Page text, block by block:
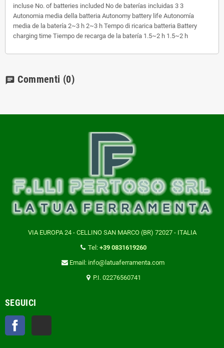
incluse No. of batteries included No de baterías incluidas 3 3
Autonomia media della batteria Autonomy battery life Autonomía
media de la batería 2~3 h 2~3 h Tempo di ricarica batteria Battery
charging time Tiempo de recarga de la batería 1.5~2 h 1.5~2 h
chat Commenti (0)
VIA EUROPA 24 - CELLINO SAN MARCO (BR) 72027 - ITALIA
Tel: +39 0831619260
Email: info@latuaferramenta.com
P.I. 02276560741
SEGUICI